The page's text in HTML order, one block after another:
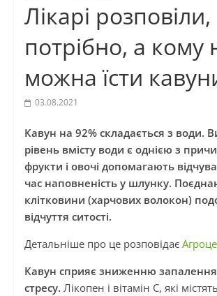
Лікарі
потрібно, а кому
можна їсти
03.08.2021
Кавун на 92% складається з води.
рівень вмісту води є однією з
фрукти і овочі допомагають
час наповненість у шлунку.
клітковини (харчових волокон)
відчуття ситості.
Детальніше про це розповідає
Кавун сприяє зниженню запалення
стресу. Лікопен і вітамін C, які